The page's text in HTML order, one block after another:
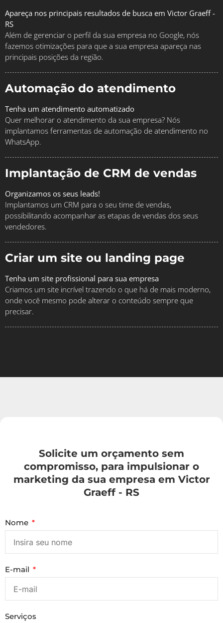
Apareça nos principais resultados de busca em Victor Graeff -
RS
Além de gerenciar o perfil da sua empresa no Google, nós
fazemos otimizações para que a sua empresa apareça nas
principais posições da região.
Automação do atendimento
Tenha um atendimento automatizado
Quer melhorar o atendimento da sua empresa? Nós
implantamos ferramentas de automação de atendimento no
WhatsApp.
Implantação de CRM de vendas
Organizamos os seus leads!
Implantamos um CRM para o seu time de vendas,
possibilitando acompanhar as etapas de vendas dos seus
vendedores.
Criar um site ou landing page
Tenha um site profissional para sua empresa
Criamos um site incrível trazendo o que há de mais moderno,
onde você mesmo pode alterar o conteúdo sempre que
precisar.
Solicite um orçamento sem
compromisso, para impulsionar o
marketing da sua empresa em Victor
Graeff - RS
Nome
E-mail
Serviços